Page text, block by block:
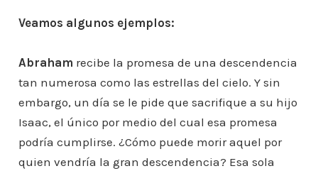
Veamos algunos ejemplos:
Abraham recibe la promesa de una descendencia
tan numerosa como las estrellas del cielo. Y sin
embargo, un día se le pide que sacrifique a su hijo
Isaac, el único por medio del cual esa promesa
podría cumplirse. ¿Cómo puede morir aquel por
quien vendría la gran descendencia? Esa sola